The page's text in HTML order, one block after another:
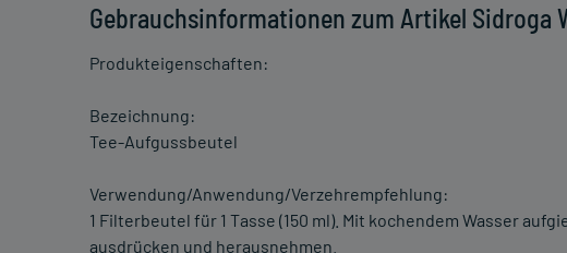
Gebrauchsinformationen zum Artikel Sidroga
Produkteigenschaften:
Bezeichnung:
Tee-Aufgussbeutel
Verwendung/Anwendung/Verzehrempfehlung:
1 Filterbeutel für 1 Tasse (150 ml). Mit kochendem Wasser
ausdrücken und herausnehmen.